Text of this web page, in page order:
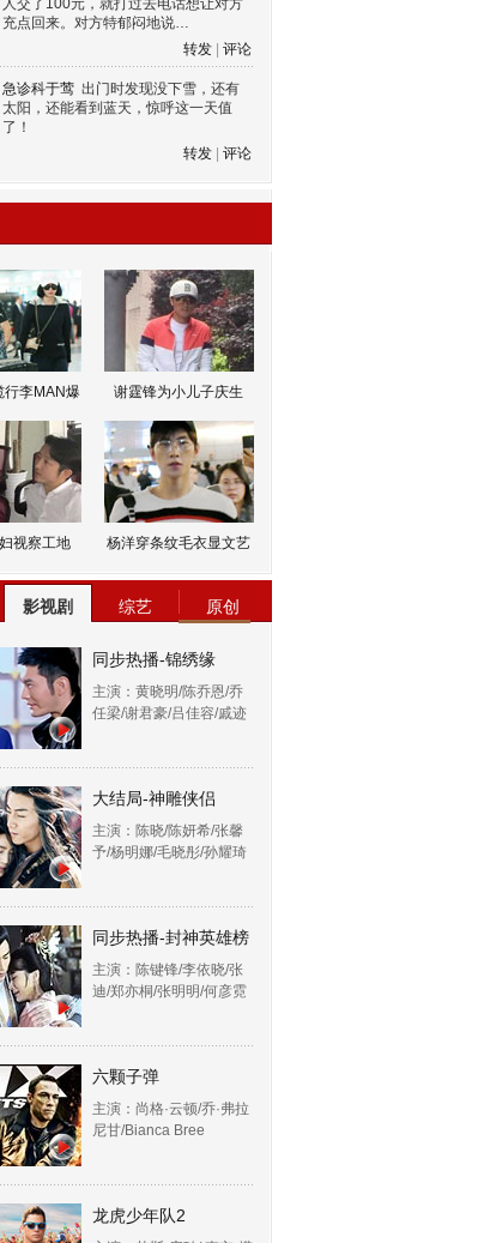
人交了100元，就打过去电话想让对方
充点回来。对方特郁闷地说…
转发
评论
急诊科于莺 出门时发现没下雪，还有
太阳，还能看到蓝天，惊呼这一天值
了！
转发
评论
行李MAN爆 谢霆锋为小儿子庆生
视察工地 杨洋穿条纹毛衣显文艺
影视剧 综艺 原创
同步热播-锦绣缘
主演：黄晓明/陈乔恩/乔
任梁/谢君豪/吕佳容/戚迹
大结局-神雕侠侣
主演：陈晓/陈妍希/张馨
予/杨明娜/毛晓彤/孙耀琦
同步热播-封神英雄榜
主演：陈键锋/李依晓/张
迪/郑亦桐/张明明/何彦霓
六颗子弹
主演：尚格·云顿/乔·弗拉
尼甘/Bianca Bree
龙虎少年队2